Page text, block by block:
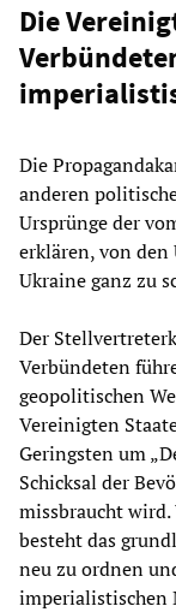
Die
Die
anderen
Ursprünge der
erklären, von
Ukraine ganz zu
Der
Verbündeten
geopolitischen
Vereinigten
Geringsten um
Schicksal der
missbraucht
besteht das
neu zu ordnen
imperialistischen